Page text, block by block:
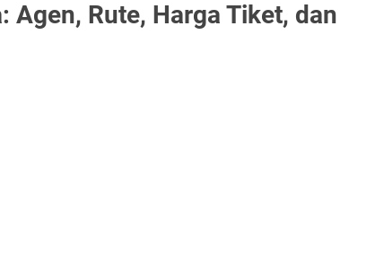
Agen, Rute, Harga Tiket, dan